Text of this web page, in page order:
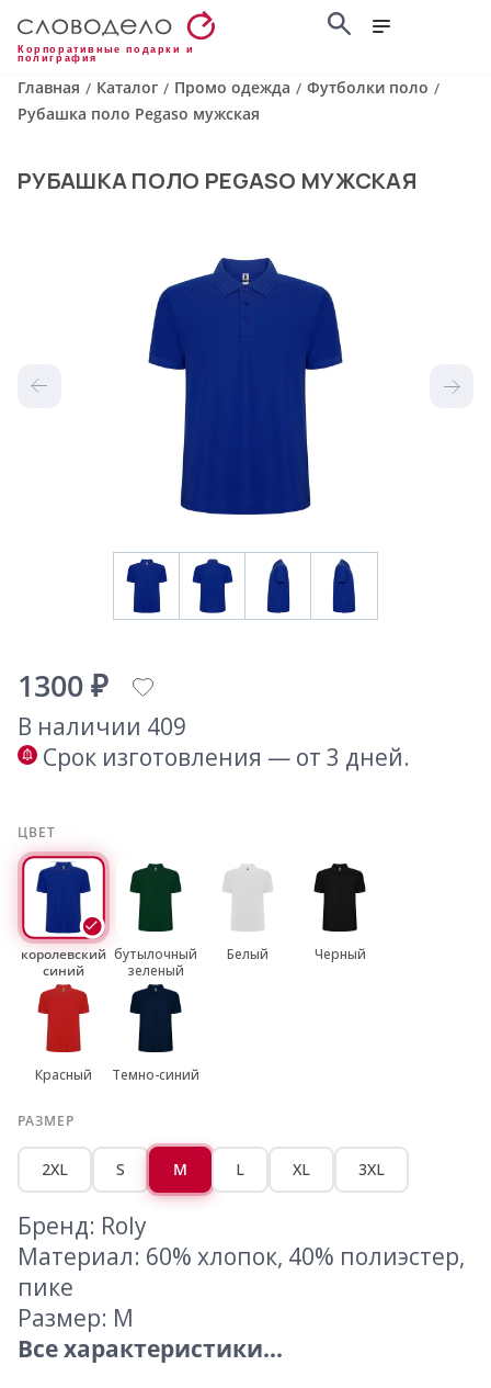
Корпоративные подарки и
полиграфия
Главная / Каталог / Промо одежда / Футболки поло /
Рубашка поло Pegaso мужская
РУБАШКА ПОЛО PEGASO МУЖСКАЯ
1300 ₽
В наличии 409
Срок изготовления — от 3 дней.
ЦВЕТ
королевский
синий
бутылочный
зеленый
Белый Черный
Красный Темно-синий
РАЗМЕР
2XL S M L XL 3XL
Бренд: Roly
Материал: 60% хлопок, 40% полиэстер,
пике
Размер: M
Все характеристики...